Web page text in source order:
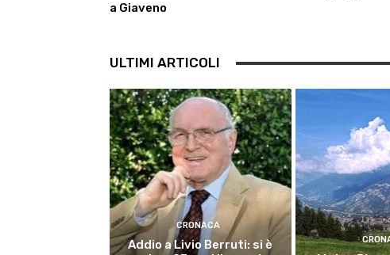
a Giaveno
ULTIMI ARTICOLI
CRONACA
Addio a Livio Berruti: si è